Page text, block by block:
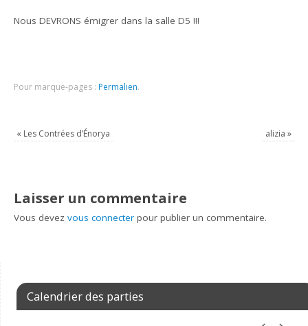
Nous DEVRONS émigrer dans la salle D5 !!!
Pour marque-pages : Permalien.
« Les Contrées d’Énorya alizia »
Laisser un commentaire
Vous devezvous connecter pour publier un commentaire.
Calendrier des parties